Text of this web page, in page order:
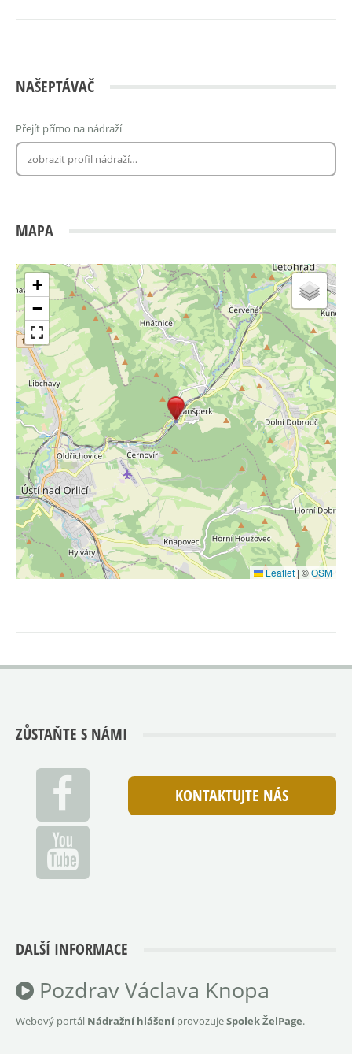
NAŠEPTÁVAČ
Přejít přímo na nádraží
MAPA
+
−
Leaflet | ©OSM
ZŮSTAŇTE S NÁMI
KONTAKTUJTE NÁS
DALŠÍ INFORMACE
Pozdrav Václava Knopa
Webový portál Nádražní hlášeníprovozujeSpolek ŽelPage.